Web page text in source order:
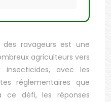
ravageurs est une
agriculteurs vers
insecticides, avec les
réglementaires que
ce défi, les réponses